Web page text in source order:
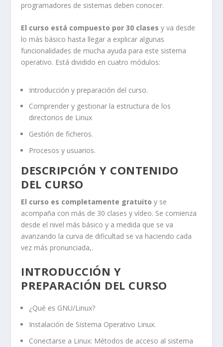
programadores de sistemas deben conocer.
El curso está compuesto por 30 clases y va desde
lo más básico hasta llegar a explicar algunas
funcionalidades de mucha ayuda para este sistema
operativo. Está dividido en cuatro módulos:
Introducción y preparación del curso.
Comprender y gestionar la estructura de los
directorios de Linux
Gestión de ficheros.
Procesos y usuarios.
DESCRIPCIÓN Y CONTENIDO
DEL CURSO
El curso es completamente gratuito y se
acompaña con más de 30 clases y vídeo. Se comienza
desde el nivel más básico y a medida que se va
avanzando la curva de dificultad se va haciendo cada
vez más pronunciada,.
INTRODUCCIÓN Y
PREPARACIÓN DEL CURSO
¿Qué es GNU/Linux?
Instalación de Sistema Operativo Linux.
Conectarse a Linux: Métodos de acceso al sistema